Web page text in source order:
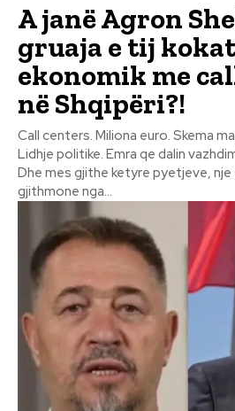
A janë Agron
gruaja e tij
ekonomik me
në Shqipëri?!
Call centers. Miliona euro. Skema
Lidhje politike. Emra qe dalin
Dhe mes gjithe ketyre pyetjeve,
gjithmone nga...